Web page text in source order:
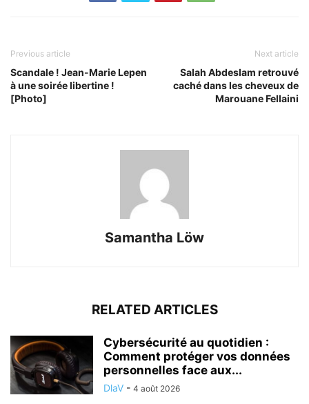
Previous article
Scandale ! Jean-Marie Lepen
à une soirée libertine !
[Photo]
Next article
Salah Abdeslam retrouvé
caché dans les cheveux de
Marouane Fellaini
Samantha Löw
RELATED ARTICLES
Cybersécurité au quotidien :
Comment protéger vos données
personnelles face aux...
DlaV - 4 août 2026